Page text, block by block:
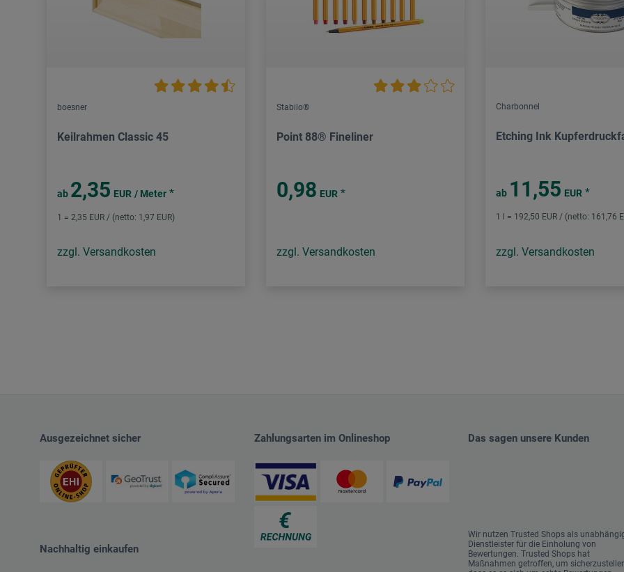
boesner
Keilrahmen Classic 45
ab 2,35 EUR / Meter *
1 = 2,35 EUR / (netto: 1,97 EUR)
zzgl. Versandkosten
Stabilo®
Point 88® Fineliner
0,98 EUR *
zzgl. Versandkosten
Charbonnel
Etching Ink
ab 11,55 EUR *
1 l = 192,50 EUR / (netto: 161,76
zzgl. Versandkosten
Ausgezeichnet sicher
Nachhaltig einkaufen
Zahlungsarten im Onlineshop Das sagen unsere Kunden
Wir nutzen Trusted Shops als
Dienstleister für die Einholung von
Bewertungen. Trusted Shops hat
Maßnahmen getroffen, um